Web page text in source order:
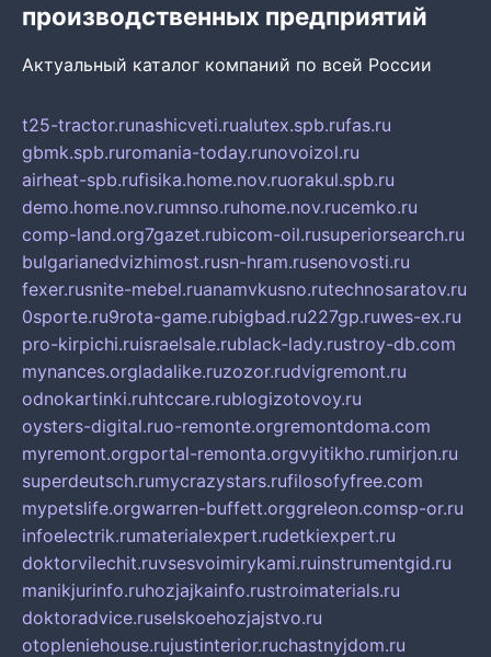
производственных предприятий
Актуальный каталог компаний по всей России
t25-tractor.runashicveti.rualutex.spb.rufas.ru
gbmk.spb.ruromania-today.runovoizol.ru
airheat-spb.rufisika.home.nov.ruorakul.spb.ru
demo.home.nov.rumnso.ruhome.nov.rucemko.ru
comp-land.org7gazet.rubicom-oil.rusuperiorsearch.ru
bulgarianedvizhimost.rusn-hram.rusenovosti.ru
fexer.rusnite-mebel.ruanamvkusno.rutechnosaratov.ru
0sporte.ru9rota-game.rubigbad.ru227gp.ruwes-ex.ru
pro-kirpichi.ruisraelsale.rublack-lady.rustroy-db.com
mynances.orgladalike.ruzozor.rudvigremont.ru
odnokartinki.ruhtccare.rublogizotovoy.ru
oysters-digital.ruo-remonte.orgremontdoma.com
myremont.orgportal-remonta.orgvyitikho.rumirjon.ru
superdeutsch.rumycrazystars.rufilosofyfree.com
mypetslife.orgwarren-buffett.orggreleon.comsp-or.ru
infoelectrik.rumaterialexpert.rudetkiexpert.ru
doktorvilechit.ruvsesvoimirykami.ruinstrumentgid.ru
manikjurinfo.ruhozjajkainfo.rustroimaterials.ru
doktoradvice.ruselskoehozjajstvo.ru
otopleniehouse.rujustinterior.ruchastnyjdom.ru